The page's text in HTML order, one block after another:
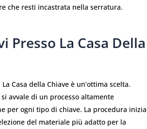
che resti incastrata nella serratura.
Presso La Casa Della
Casa della Chiave è un’ottima scelta.
avvale di un processo altamente
per ogni tipo di chiave. La procedura inizia
del materiale più adatto per la